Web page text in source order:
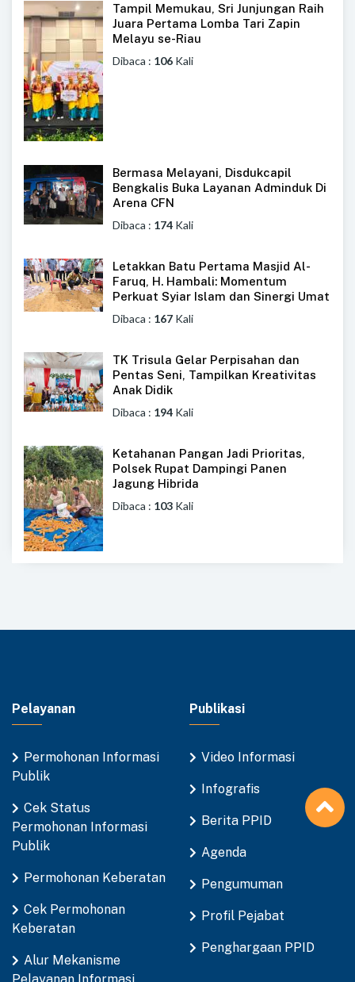
Tampil Memukau, Sri Junjungan Raih
Juara Pertama Lomba Tari Zapin
Melayu se-Riau
Dibaca : 106 Kali
Bermasa Melayani, Disdukcapil
Bengkalis Buka Layanan Adminduk Di
Arena CFN
Dibaca : 174 Kali
Letakkan Batu Pertama Masjid Al-
Faruq, H. Hambali: Momentum
Perkuat Syiar Islam dan Sinergi Umat
Dibaca : 167 Kali
TK Trisula Gelar Perpisahan dan
Pentas Seni, Tampilkan Kreativitas
Anak Didik
Dibaca : 194 Kali
Ketahanan Pangan Jadi Prioritas,
Polsek Rupat Dampingi Panen
Jagung Hibrida
Dibaca : 103 Kali
Pelayanan
Permohonan Informasi
Publik
Cek Status
Permohonan Informasi
Publik
Permohonan Keberatan
Cek Permohonan
Keberatan
Alur Mekanisme
Publikasi
Video Informasi
Infografis
Berita PPID
Agenda
Pengumuman
Profil Pejabat
Penghargaan PPID